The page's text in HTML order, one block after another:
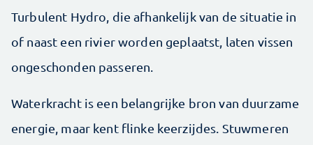
Turbulent Hydro, die afhankelijk van de situatie in
of naast een rivier worden geplaatst, laten vissen
ongeschonden passeren.
Waterkracht is een belangrijke bron van duurzame
energie, maar kent flinke keerzijdes. Stuwmeren